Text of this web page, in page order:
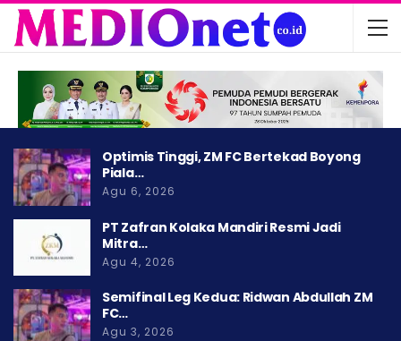
Optimis Tinggi, ZM FC Bertekad Boyong
Piala…
Agu 6, 2026
PT Zafran Kolaka Mandiri Resmi Jadi
Mitra…
Agu 4, 2026
Semifinal Leg Kedua: Ridwan Abdullah ZM
FC…
Agu 3, 2026